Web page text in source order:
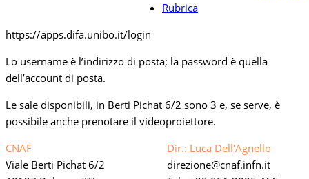
Rubrica
https://apps.difa.unibo.it/login
Lo username è l’indirizzo di posta; la password è quella
dell’account di posta.
Le sale disponibili, in Berti Pichat 6/2 sono 3 e, se serve, è
possibile anche prenotare il videoproiettore.
CNAF
Viale Berti Pichat 6/2
Dir.: Luca Dell'Agnello
direzione
cnaf.infn.it